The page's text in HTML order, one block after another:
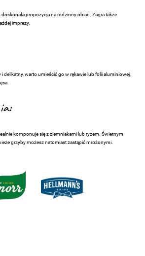
propozycja na rodzinny obiad. Zagra także
imprezy.
delikatny, warto umieścić go w rękawie lub folii aluminiowej,
komponuje się z ziemniakami lub ryżem. Świetnym
grzyby możesz natomiast zastąpić mrożonymi.